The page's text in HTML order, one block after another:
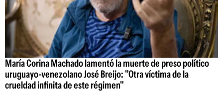
María Corina Machado lamentó la muerte de preso político
uruguayo-venezolano José Breijo: "Otra víctima de la
crueldad infinita de este régimen"